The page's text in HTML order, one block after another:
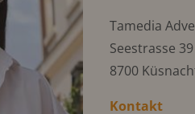
Tamedia
Seestrasse 39
8700
Kontakt